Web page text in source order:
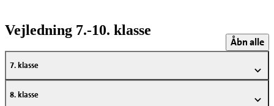
Vejledning 7.-10. klasse
Åbn alle
7. klasse
8. klasse